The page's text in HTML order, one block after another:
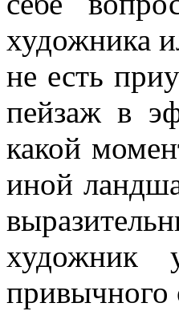
художника
не есть
пейзаж в
какой
иной
художник